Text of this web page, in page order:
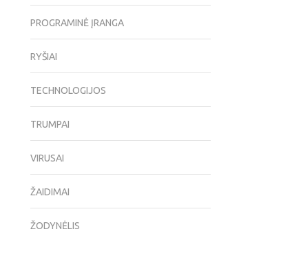
PROGRAMINĖ ĮRANGA
RYŠIAI
TECHNOLOGIJOS
TRUMPAI
VIRUSAI
ŽAIDIMAI
ŽODYNĖLIS